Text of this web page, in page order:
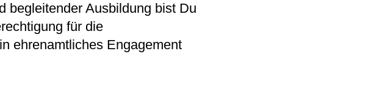
begleitender Ausbildung bist Du
für die
ehrenamtliches Engagement